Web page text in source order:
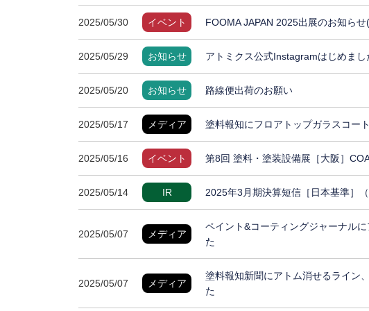
2025/05/30 イベント FOOMA JAPAN 2025出展のお知ら
2025/05/29 お知らせ アトミクス公式Instagramはじめまし
2025/05/20 お知らせ 路線便出荷のお願い
2025/05/17 メディア 塗料報知にフロアトップガラスコー
2025/05/16 イベント 第8回 塗料・塗装設備展［大阪］
2025/05/14 IR 2025年3月期決算短信［日本基準］
2025/05/07 メディア
ペイント&コーティングジャーナル
た
2025/05/07 メディア
塗料報知新聞にアトム消せるライン
た